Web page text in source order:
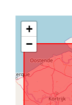
+
−